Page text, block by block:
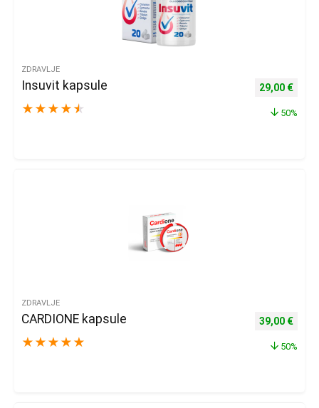
ZDRAVLJE
Insuvit kapsule
★ ★ ★ ★ ★
Izvorna
29,00 €
50%
ZDRAVLJE
CARDIONE kapsule
★ ★ ★ ★ ★
Izvorna
39,00 €
50%